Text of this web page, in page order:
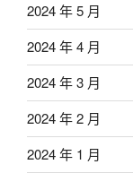
2024 年 5 月
2024 年 4 月
2024 年 3 月
2024 年 2 月
2024 年 1 月